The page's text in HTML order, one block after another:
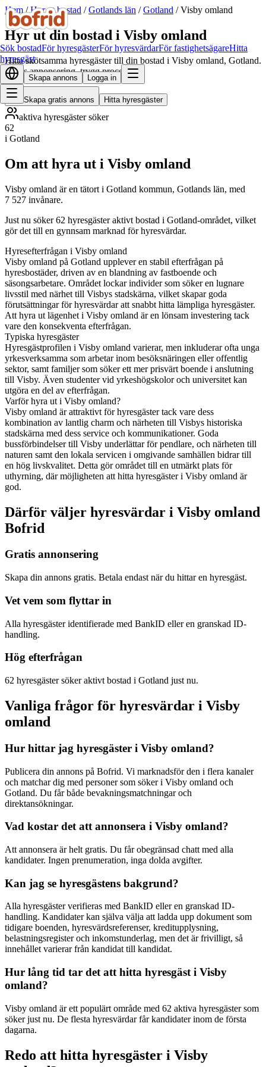
Sök bostadFör hyresgästerFör hyresvärdarFör fastighetsägareHitta
hyresgäst
Skapa annons Logga in
Hem/Hyr ut bostad /Gotlands län /Gotland /Visby omland
Hyr ut din bostad i Visby omland
Hitta skötsamma hyresgäster till din bostad i Visby omland, Gotland.
Gratis annonsering, trygg process.
Skapa gratis annons Hitta hyresgäster
aktiva hyresgäster söker
62
i Gotland
Om att hyra ut i Visby omland
Visby omland är en tätort i Gotland kommun, Gotlands län, med
7 527 invånare.
Just nu söker 62 hyresgäster aktivt bostad i Gotland-området, vilket
gör det till en gynnsam marknad för hyresvärdar.
Hyresefterfrågan i Visby omland
Visby omland på Gotland upplever en stabil efterfrågan på
hyresbostäder, driven av en blandning av fastboende och
säsongsarbetare. Området lockar individer som söker en lugnare
livsstil med närhet till Visbys stadskärna, vilket skapar goda
förutsättningar för hyresvärdar att snabbt hitta lämpliga hyresgäster.
Att hyra ut lägenhet i Visby omland är en lönsam investering tack
vare den konsekventa efterfrågan.
Typiska hyresgäster
Hyresgästprofilen i Visby omland varierar, men inkluderar ofta unga
yrkesverksamma som arbetar inom besöksnäringen eller offentlig
sektor, samt familjer som söker ett mer prisvärt boende i anslutning
till Visby. Även studenter vid yrkeshögskolor och universitet kan
utgöra en del av efterfrågan.
Varför hyra ut i Visby omland?
Visby omland är attraktivt för hyresgäster tack vare dess
kombination av lantlig charm och närheten till Visbys historiska
stadskärna med dess service och kommunikationer. Goda
bussförbindelser till Visby underlättar för pendlare, och närheten till
naturen samt den lokala servicen i omgivande samhällen bidrar till
en hög livskvalitet. Detta gör området till en utmärkt plats för
uthyrning, där möjligheten att hitta hyresgäster i Visby omland är
god.
Därför väljer hyresvärdar i Visby omland
Bofrid
Gratis annonsering
Skapa din annons gratis. Betala endast när du hittar en hyresgäst.
Vet vem som flyttar in
Alla hyresgäster identifierade med BankID eller en granskad ID-
handling.
Hög efterfrågan
62 hyresgäster söker aktivt bostad i Gotland just nu.
Vanliga frågor för hyresvärdar i Visby
omland
Hur hittar jag hyresgäster i Visby omland?
Publicera din annons på Bofrid. Vi marknadsför den i flera kanaler
och matchar dig med personer som söker i Visby omland och
Gotland. Du får både bevakningsmatchningar och
direktansökningar.
Vad kostar det att annonsera i Visby omland?
Att annonsera är helt gratis. Du får obegränsad chatt med alla
kandidater. Ingen prenumeration, inga dolda avgifter.
Kan jag se hyresgästens bakgrund?
Alla hyresgäster verifieras med BankID eller en granskad ID-
handling. Kandidater kan själva välja att ladda upp dokument som
tidigare boenden, hyresvärdsreferenser, kreditupplysning,
belastningsregister och inkomstunderlag, men det är frivilligt, så
innehållet varierar från kandidat till kandidat.
Hur lång tid tar det att hitta hyresgäst i Visby
omland?
Visby omland är ett populärt område med 62 aktiva hyresgäster som
söker just nu. De flesta hyresvärdar får kandidater inom de första
dagarna.
Redo att hitta hyresgäster i Visby